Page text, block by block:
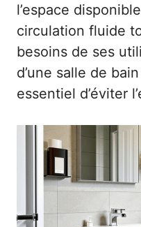
l’espace
circulation fluide
besoins de ses
d’une salle de
essentiel d’éviter